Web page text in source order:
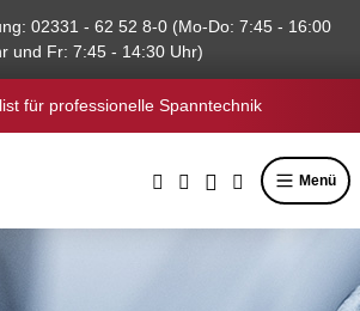
02331 - 62 52 8-0 (Mo-Do: 7:45 - 16:00
und Fr: 7:45 - 14:30 Uhr)
für professionelle Spanntechnik
Menü